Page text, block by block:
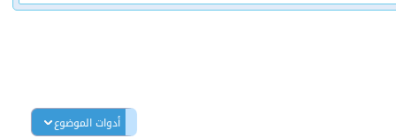
أدوات الموضوع